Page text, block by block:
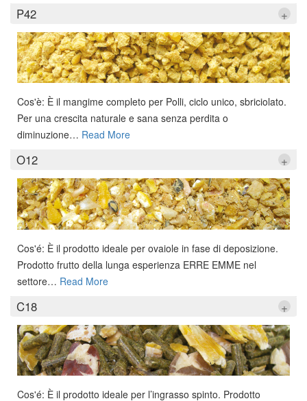
P42 +
Cos'è: È il mangime completo per Polli, ciclo unico, sbriciolato.
Per una crescita naturale e sana senza perdita o
diminuzione… Read More
O12 +
Cos'é: È il prodotto ideale per ovaiole in fase di deposizione.
Prodotto frutto della lunga esperienza ERRE EMME nel
settore… Read More
C18 +
Cos'é: È il prodotto ideale per l’ingrasso spinto. Prodotto